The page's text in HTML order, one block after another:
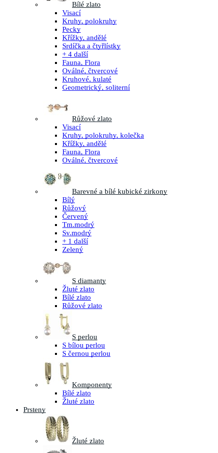
Bílé zlato
Visací
Kruhy, polokruhy
Pecky
Křížky, andělé
Srdíčka a čtyřlístky
+ 4 další
Fauna, Flora
Oválné, čtvercové
Kruhové, kulaté
Geometrický, soliterní
Růžové zlato
Visací
Kruhy, polokruhy, kolečka
Křížky, andělé
Fauna, Flora
Oválné, čtvercové
Barevné a bílé kubické zirkony
Bílý
Růžový
Červený
Tm.modrý
Sv.modrý
+ 1 další
Zelený
S diamanty
Žluté zlato
Bílé zlato
Růžové zlato
S perlou
S bílou perlou
S černou perlou
Komponenty
Bílé zlato
Žluté zlato
Prsteny
Žluté zlato